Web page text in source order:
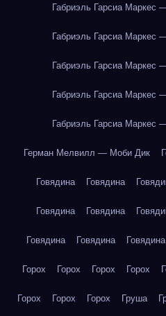
Габриэль Гарсиа Маркес
Габриэль Гарсиа Маркес
Габриэль Гарсиа Маркес
Габриэль Гарсиа Маркес
Габриэль Гарсиа Маркес
Герман Мелвилл — Моби Дик
Говядина Говядина
Говядина Говядина
Говядина Говядина Говядина
Горох Горох Горох Горох
Горох Горох Горох Груша